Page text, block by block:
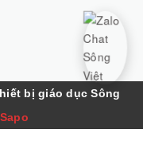
bị giáo dục Sông
Sapo